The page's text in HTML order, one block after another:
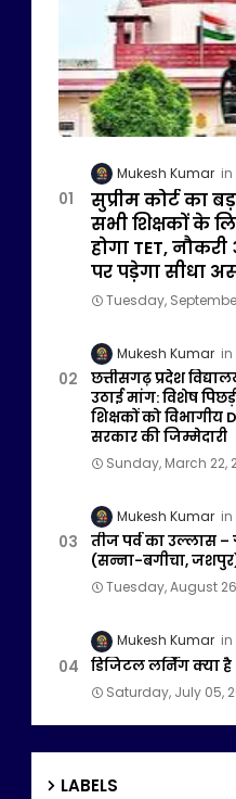
Mukesh Kumar
सुप्रीम कोर्ट का
सभी शिक्षकों के
होगा TET,
पर पड़ेगा सीधा
Tuesday,
Mukesh Kumar
छत्तीसगढ़ प्रदेश
उठाई मांग: विशेष
शिक्षकों को विभागीय
सरकार की जिम्मेदारी
Sunday, March 22,
Mukesh Kumar
तीज पर्व का उल्लास
(सन्ना-बगीचा,
Tuesday, August
Mukesh Kumar
डिजिटल लर्निंग क्या
Saturday, July 05,
LABELS